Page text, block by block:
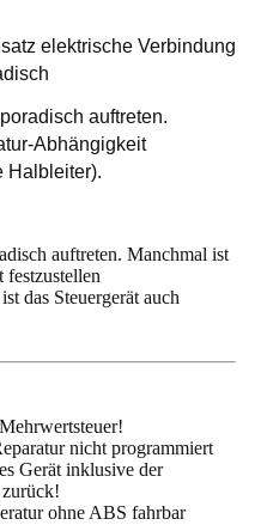
elektrische Verbindung
auftreten.
Abhängigkeit
Halbleiter).
auftreten. Manchmal ist
festzustellen
das Steuergerät auch
nicht programmiert
Gerät inklusive der
zurück!
ohne ABS fahrbar